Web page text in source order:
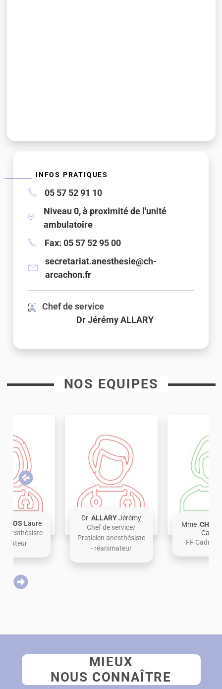
INFOS PRATIQUES
05 57 52 91 10
Niveau 0, à proximité de l'unité
ambulatoire
Fax: 05 57 52 95 00
secretariat.anesthesie@ch-
arcachon.fr
Chef de service
Dr Jérémy ALLARY
NOS EQUIPES
Laure
anesthésiste
DrALLARYJérémy
Chef de service/
Praticien anesthésiste
- réanimateur
Mme
FF Cadre
MIEUX
NOUS CONNAÎTRE